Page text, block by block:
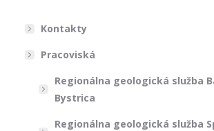
Kontakty
Pracoviská
Regionálna geologická služba
Bystrica
Regionálna geologická služba